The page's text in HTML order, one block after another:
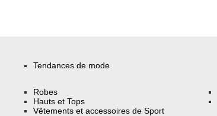
Tendances de mode
Robes
Hauts et Tops
Vêtements et accessoires de Sport